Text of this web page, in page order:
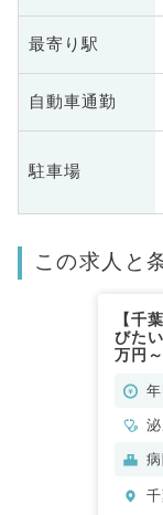
最寄り駅
自動車通勤
駐車場
この求人と
【千
びた
万円
業務